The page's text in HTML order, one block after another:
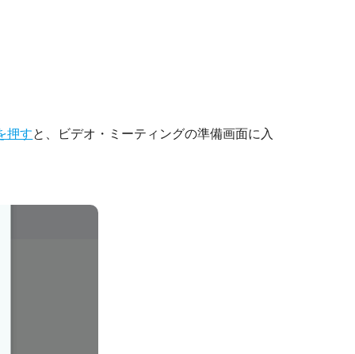
押すと、ビデオ・ミーティングの準備画面に入